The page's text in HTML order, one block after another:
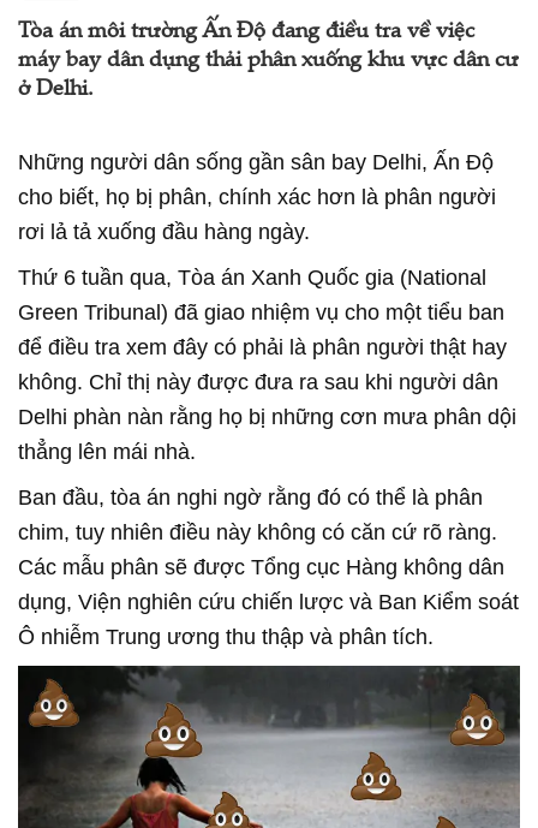
Tòa án môi trường Ấn Độ đang điều tra về việc
máy bay dân dụng thải phân xuống khu vực dân cư
ở Delhi.
Những người dân sống gần sân bay Delhi, Ấn Độ
cho biết, họ bị phân, chính xác hơn là phân người
rơi lả tả xuống đầu hàng ngày.
Thứ 6 tuần qua, Tòa án Xanh Quốc gia (National
Green Tribunal) đã giao nhiệm vụ cho một tiểu ban
để điều tra xem đây có phải là phân người thật hay
không. Chỉ thị này được đưa ra sau khi người dân
Delhi phàn nàn rằng họ bị những cơn mưa phân dội
thẳng lên mái nhà.
Ban đầu, tòa án nghi ngờ rằng đó có thể là phân
chim, tuy nhiên điều này không có căn cứ rõ ràng.
Các mẫu phân sẽ được Tổng cục Hàng không dân
dụng, Viện nghiên cứu chiến lược và Ban Kiểm soát
Ô nhiễm Trung ương thu thập và phân tích.